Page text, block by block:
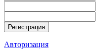
Авторизация